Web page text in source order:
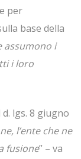
per
base della
assumono i
i loro
lgs. 8 giugno
l’ente che ne
fusione” – va